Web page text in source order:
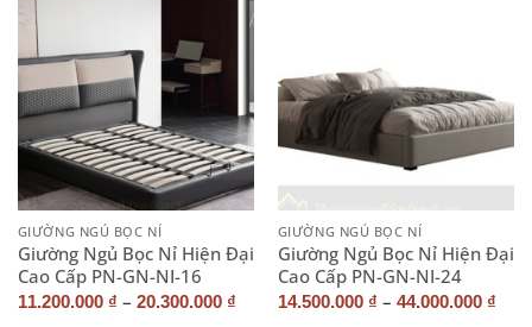
GIƯỜNG NGỦ BỌC NỈ
Giường Ngủ Bọc Nỉ Hiện Đại
Cao Cấp PN-GN-NI-16
11.200.000 ₫ – 20.300.000 ₫
GIƯỜNG NGỦ BỌC NỈ
Giường Ngủ Bọc Nỉ Hiện Đại
Cao Cấp PN-GN-NI-24
14.500.000 ₫ – 44.000.000 ₫